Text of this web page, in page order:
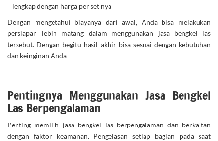
lengkap dengan harga per set nya
Dengan mengetahui biayanya dari awal, Anda bisa melakukan
persiapan lebih matang dalam menggunakan jasa bengkel las
tersebut. Dengan begitu hasil akhir bisa sesuai dengan kebutuhan
dan keinginan Anda
Pentingnya Menggunakan Jasa Bengkel
Las Berpengalaman
Penting memilih jasa bengkel las berpengalaman dan berkaitan
dengan faktor keamanan. Pengelasan setiap bagian pada saat